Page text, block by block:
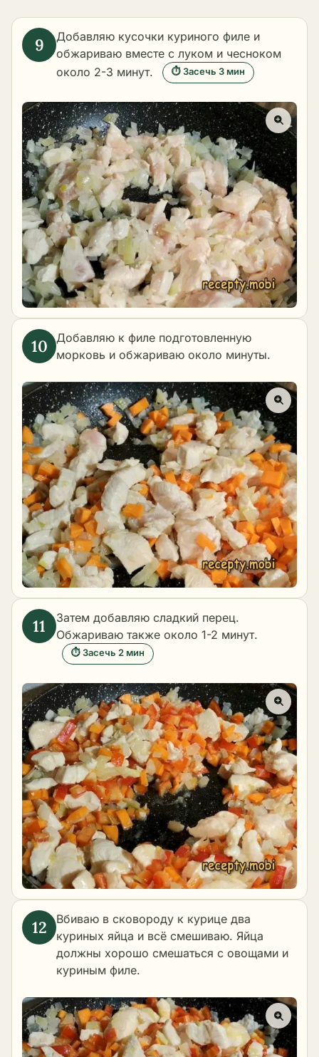
Добавляю кусочки куриного филе и
обжариваю вместе с луком и чесноком
около 2-3 минут.
⏱ Засечь 3 мин
Добавляю к филе подготовленную
морковь и обжариваю около минуты.
Затем добавляю сладкий перец.
Обжариваю также около 1-2 минут.
⏱ Засечь 2 мин
Вбиваю в сковороду к курице два
куриных яйца и всё смешиваю. Яйца
должны хорошо смешаться с овощами и
куриным филе.